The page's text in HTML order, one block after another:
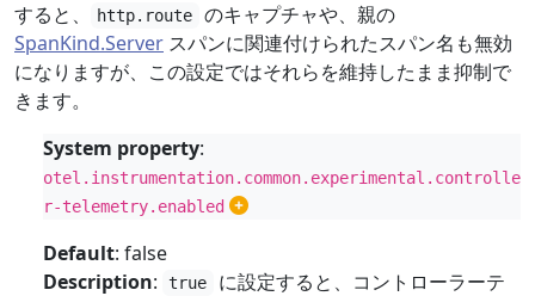
すると、
http.route
のキャプチャや、親の
SpanKind.Server スパンに関連付けられたスパン名も無効
になりますが、この設定ではそれらを維持したまま抑制で
きます。
System property:
otel.instrumentation.common.experimental.controlle
r-telemetry.enabled
Default: false
Description: true
に設定すると、コントローラーテ